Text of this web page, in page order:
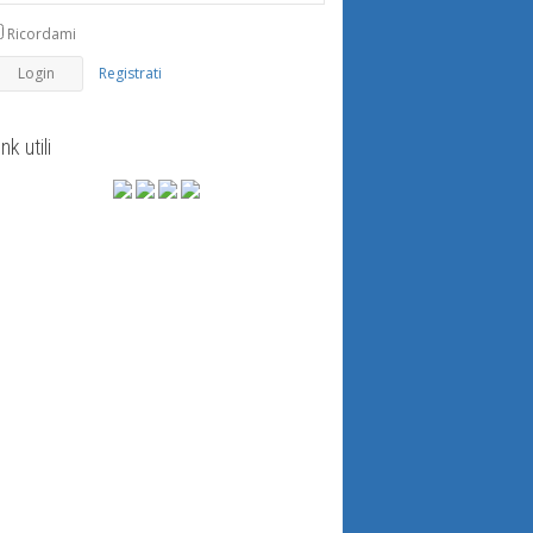
Ricordami
Registrati
utili